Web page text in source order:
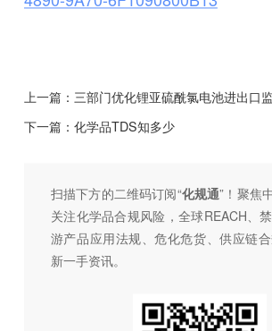
上一篇： 三部门优化锂亚硫酰氯电池进出口监管 特定情况
下一篇： 化学品TDS知多少
扫描下方的二维码订阅“化规通”！聚焦
关注化学品合规风险，全球REACH、
游产品应用法规、危化危货、供应链
新一手资讯。